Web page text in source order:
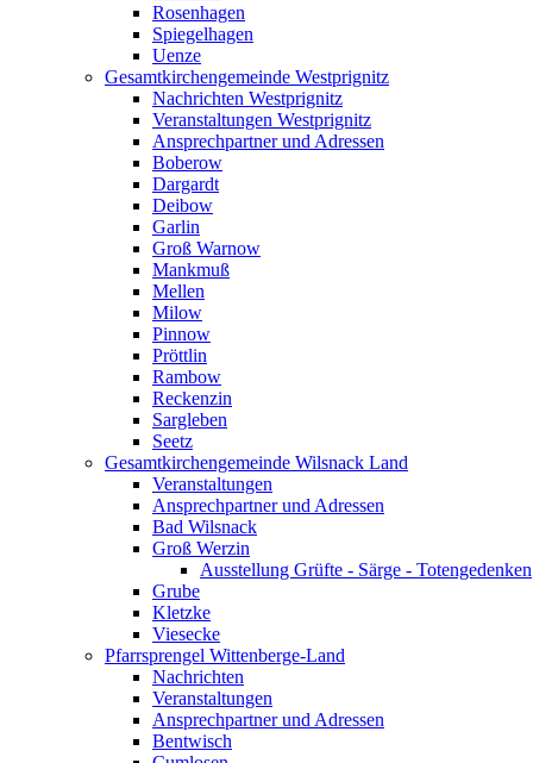
Rosenhagen
Spiegelhagen
Uenze
Gesamtkirchengemeinde Westprignitz
Nachrichten Westprignitz
Veranstaltungen Westprignitz
Ansprechpartner und Adressen
Boberow
Dargardt
Deibow
Garlin
Groß Warnow
Mankmuß
Mellen
Milow
Pinnow
Pröttlin
Rambow
Reckenzin
Sargleben
Seetz
Gesamtkirchengemeinde Wilsnack Land
Veranstaltungen
Ansprechpartner und Adressen
Bad Wilsnack
Groß Werzin
Ausstellung Grüfte - Särge - Totengedenken
Grube
Kletzke
Viesecke
Pfarrsprengel Wittenberge-Land
Nachrichten
Veranstaltungen
Ansprechpartner und Adressen
Bentwisch